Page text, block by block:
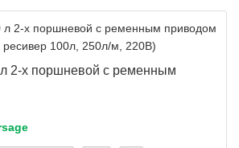
2-х поршневой с ременным